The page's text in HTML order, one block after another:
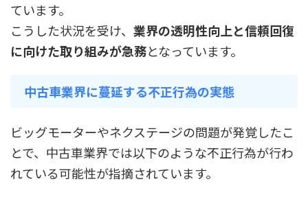
ています。
こうした状況を受け、 業界の透明性向上と信頼回復
に向けた取り組みが急務となっています。
中古車業界に蔓延する不正行為の実態
ビッグモーターやネクステージの問題が発覚したこ
とで、中古車業界では以下のような不正行為が行わ
れている可能性が指摘されています。